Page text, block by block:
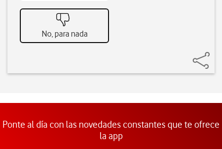
No, para nada
Ponte al día con las novedades constantes que te ofrece
la app